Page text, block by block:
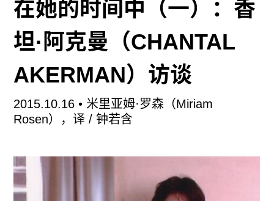
展评
杂志
专栏
视频
ENGLISH
ART & EDUCATION
订阅
往期内容
在她的时间中（一）：香
坦·阿克曼（CHANTAL
AKERMAN）访谈
2015.10.16 • 米里亚姆·罗森（Miriam
Rosen），译 / 钟若含